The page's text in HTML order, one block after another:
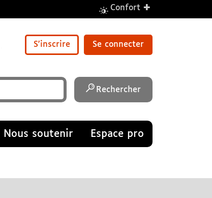
Confort +
S'inscrire Se connecter
Rechercher
Nous soutenir Espace pro